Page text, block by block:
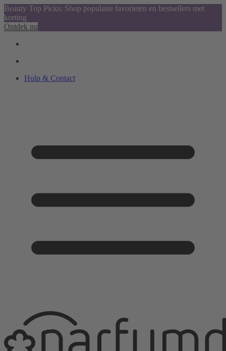
Beauty Top Picks: Shop populaire favorieten en bestsellers met
korting
Ontdek nu
Hulp & Contact